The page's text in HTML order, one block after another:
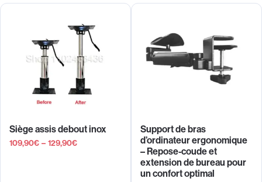
Siège assis debout inox
109,90€ – 129,90€
Support de bras
d’ordinateur ergonomique
– Repose-coude et
extension de bureau pour
un confort optimal